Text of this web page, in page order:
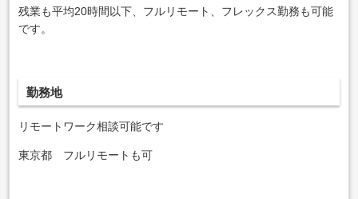
残業も平均20時間以下、フルリモート、フレックス勤務も可能
です。
勤務地
リモートワーク相談可能です
東京都 フルリモートも可